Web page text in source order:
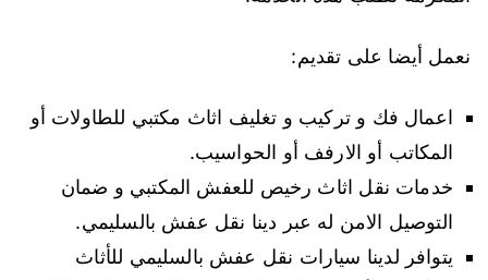
نعمل أيضا على تقديم:
اعمال فك و تركيب و تغليف اثاث مكتبي للطاولات أو
المكاتب أو الارفف أو الحواسيب.
خدمات نقل اثاث رخيص للعفش المكتبي و ضمان
التوصيل الامن له عبر دينا نقل عفش بالسليمي.
يتوافر لدينا سيارات نقل عفش بالسليمي للأثاث